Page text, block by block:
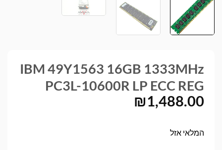
IBM 49Y1563 16GB 1333MHz
PC3L-10600R LP ECC REG
₪1,488.00
המלאי אזל